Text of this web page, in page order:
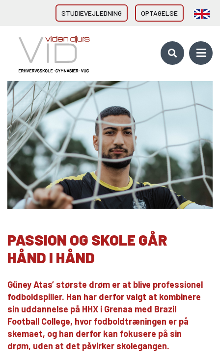
STUDIEVEJLEDNING OPTAGELSE
HHX Grenaa
HHX Rønde
HTX Grenaa
HF-enkeltfag - Grenaa, Hornslet
Brobygning/introforløb
VID ERHVERVSUDDANNELSER
Direkte fra 9/10. klasse
Erhvervsuddannelser (EUD, EUX)
Brobygning/introforløb
10. KLASSE
COLLEGE TILBUD
Kalø Økologisk Landbrugsskole
Brazil Football College
VID DETAIL
Elevuddannelser
Elevonline
PASSION OG SKOLE GÅR
HÅND I HÅND
Güney Atas’ største drøm er at blive professionel
fodboldspiller. Han har derfor valgt at kombinere
sin uddannelse på HHX i Grenaa med Brazil
Football College, hvor fodboldtræningen er på
skemaet, og han derfor kan fokusere på sin
drøm, uden at det påvirker skolegangen.